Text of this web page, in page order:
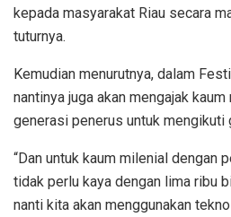
kepada masyarakat Riau secara
tuturnya.
Kemudian menurutnya, dalam
nantinya juga akan mengajak
generasi penerus untuk mengikuti
“Dan untuk kaum milenial dengan
tidak perlu kaya dengan lima ribu
nanti kita akan menggunakan